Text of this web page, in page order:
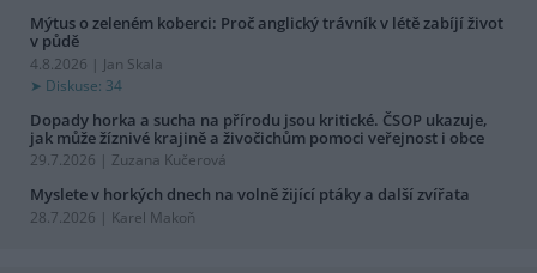
Mýtus o zeleném koberci: Proč anglický trávník v létě zabíjí život
v půdě
4.8.2026 | Jan Skala
Diskuse: 34
Dopady horka a sucha na přírodu jsou kritické. ČSOP ukazuje,
jak může žíznivé krajině a živočichům pomoci veřejnost i obce
29.7.2026 | Zuzana Kučerová
Myslete v horkých dnech na volně žijící ptáky a další zvířata
28.7.2026 | Karel Makoň